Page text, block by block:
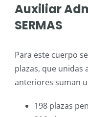
Auxiliar
SERMAS
Para este cuerpo
plazas, que unidas
anteriores suman
198 plazas